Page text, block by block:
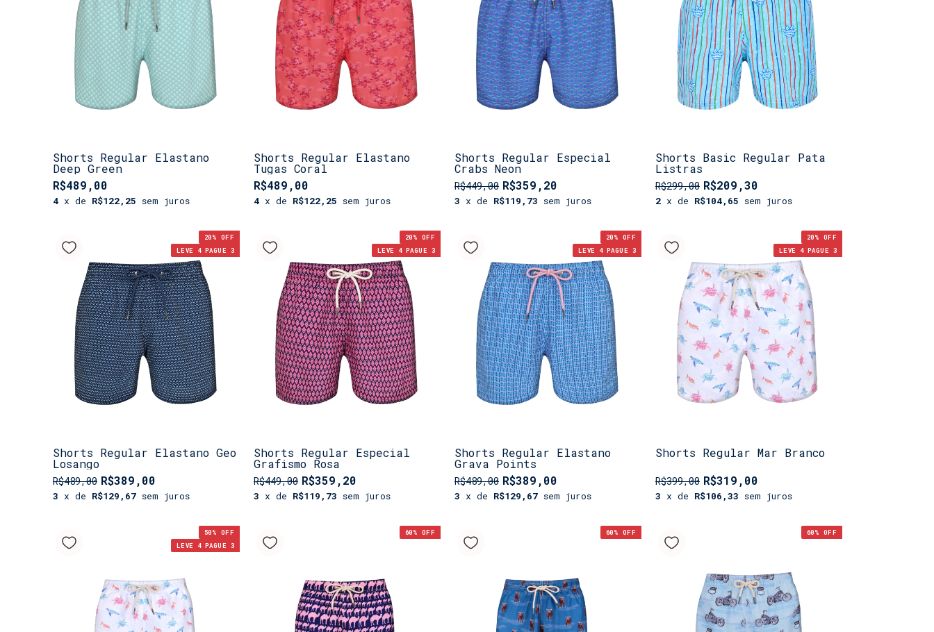
Shorts Regular Elastano
Deep Green
R$489,00
4 x de R$122,25 sem juros
Shorts Regular Elastano
Tugas Coral
R$489,00
4 x de R$122,25 sem juros
Shorts Regular Especial
Crabs Neon
R$449,00 R$359,20
3 x de R$119,73 sem juros
Shorts Basic Regular Pata
Listras
R$299,00 R$209,30
2 x de R$104,65 sem juros
20% OFF
LEVE 4 PAGUE 3
Shorts Regular Elastano Geo
Losango
R$489,00 R$389,00
3 x de R$129,67 sem juros
20% OFF
LEVE 4 PAGUE 3
Shorts Regular Especial
Grafismo Rosa
R$449,00 R$359,20
3 x de R$119,73 sem juros
20% OFF
LEVE 4 PAGUE 3
Shorts Regular Elastano
Grava Points
R$489,00 R$389,00
3 x de R$129,67 sem juros
20% OFF
LEVE 4 PAGUE 3
Shorts Regular Mar Branco
R$399,00 R$319,00
3 x de R$106,33 sem juros
50% OFF
LEVE 4 PAGUE 3
60% OFF 60% OFF 60% OFF